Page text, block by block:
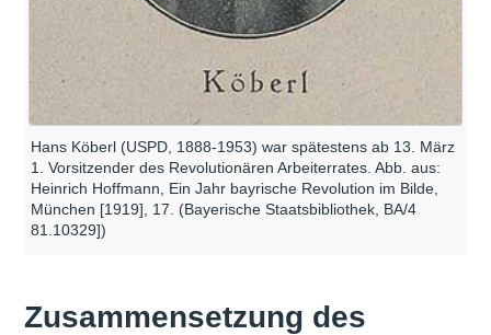
Hans Köberl (USPD, 1888-1953) war spätestens ab 13. März
1. Vorsitzender des Revolutionären Arbeiterrates. Abb. aus:
Heinrich Hoffmann, Ein Jahr bayrische Revolution im Bilde,
München [1919], 17. (Bayerische Staatsbibliothek, BA/4
81.10329])
Zusammensetzung des